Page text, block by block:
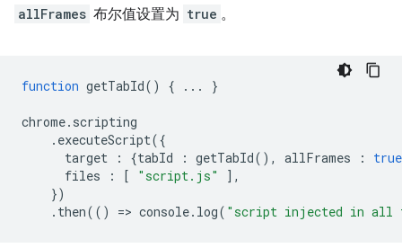
allFrames 布尔值设置为 true 。
function getTabId() { ... }
chrome. scripting
. executeScript({
target
: {tabId : getTabId(), allFrames :
true
files
: [ "script.js"
],
})
. then(() => console. log( "script injected in all